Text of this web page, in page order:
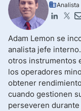
Adam Lemon se
analista jefe
otros instrumentos
los operadores
obtener
cuando gestionen
perseveren